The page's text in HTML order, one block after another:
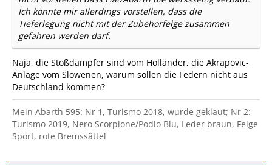
Ich könnte mir allerdings vorstellen, dass die
Tieferlegung nicht mit der Zubehörfelge zusammen
gefahren werden darf.
Naja, die Stoßdämpfer sind vom Holländer, die Akrapovic-
Anlage vom Slowenen, warum sollen die Federn nicht aus
Deutschland kommen?
Mein Abarth 595: Nr 1, Turismo 2018, wurde geklaut; Nr 2:
Turismo 2019, Nero Scorpione/Podio Blu, Leder braun, Felge
Sport, rote Bremssättel